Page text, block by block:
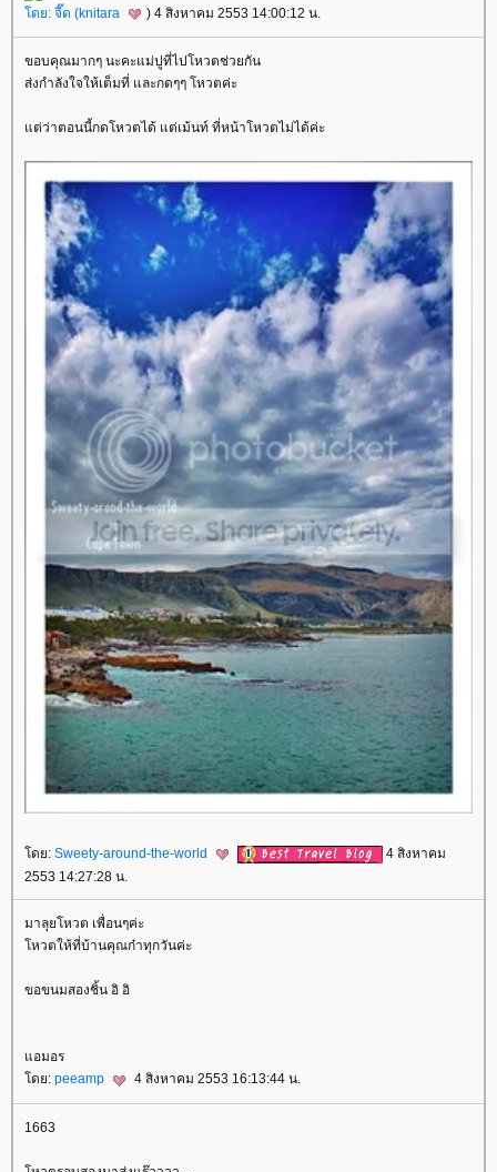
ดย: จี๊ด (knitara ) 4 สิงหาคม 2553 14:00:12 น.
ขอบคุณมากๆ นะคะแม่ปูที่ไปโหวตช่วยกัน
ส่งกำลังใจให้เต็มที่ และกดๆๆ โหวตค่ะ
ต่ว่าตอนนี้กดโหวตได้ แต่เม้นท์ ที่หน้าโหวตไม่ได้ค่ะ
ดย: Sweety-around-the-world
4 สิงหาคม
2553 14:27:28 น.
มาลุยโหวต เพื่อนๆค่ะ
หวตให้ที่บ้านคุณก๋าทุกวันค่ะ
ขอขนมสองชิ้น อิ อิ
อมอร
ดย: peeamp 4 สิงหาคม 2553 16:13:44 น.
1663